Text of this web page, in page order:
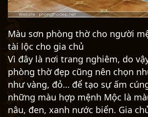
Màu sơn phòng thờ cho người
tài lộc cho gia chủ
Vì đây là nơi trang nghiêm, do
phòng thờ đẹp cũng nên chọn
như vàng, đỏ… để tạo sự ấm
những màu hợp mệnh Mộc là
nâu, đen, xanh nước biển. Gia